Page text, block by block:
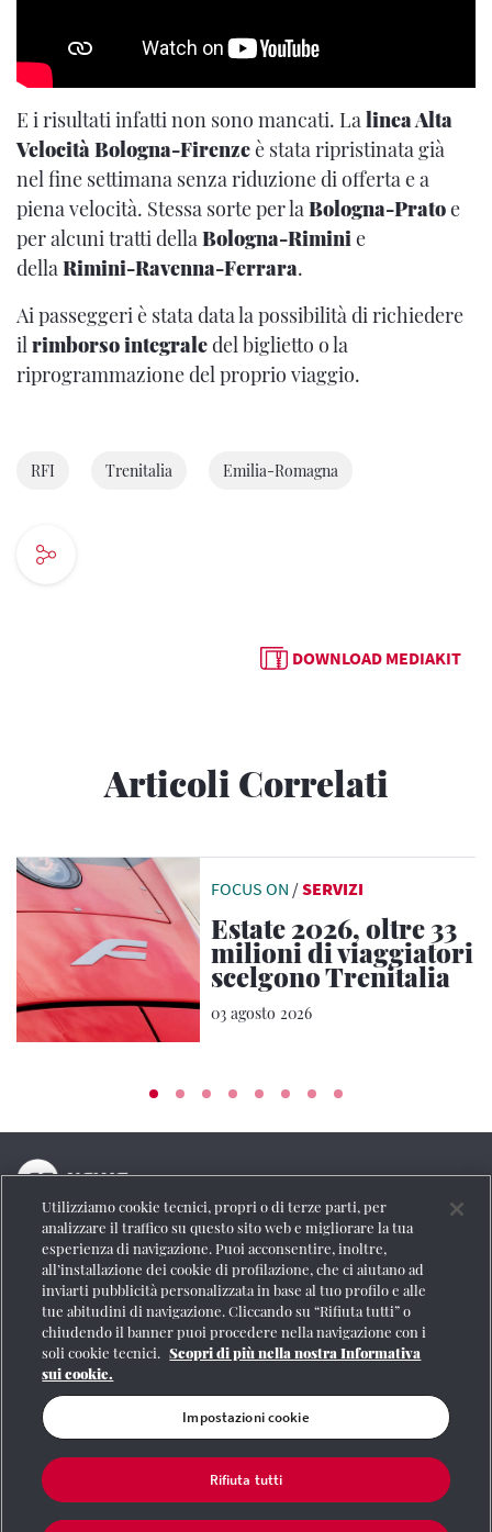
E i risultati infatti non sono mancati. Lalinea Alta
Velocità Bologna-Firenzeè stata ripristinata già
nel fine settimana senza riduzione di offerta e a
piena velocità. Stessa sorte per laBologna-Pratoe
per alcuni tratti dellaBologna-Riminie
dellaRimini-Ravenna-Ferrara.
Ai passeggeri è stata data la possibilità di richiedere
ilrimborso integraledel biglietto o la
riprogrammazione del proprio viaggio.
RFI Trenitalia Emilia-Romagna
DOWNLOAD MEDIAKIT
Articoli Correlati
FOCUS ON /SERVIZI
Estate 2026, oltre 33
milioni di viaggiatori
scelgono Trenitalia
03 agosto 2026
La testata online del Gruppo FS Italiane
Social
Se vuoi contattarci o avere altre informazioni
CONTATTI
Registrazione Tribunale di Roma n° 204/2009
Aut. SIAE 1312/I/1382-Lic.
Società Consortile Fonografici 577/08|© Gruppo FS Italiane 2020|Mappa del
Utilizziamo cookie tecnici, propri o di terze parti, per
analizzare il traffico su questo sito web e migliorare la tua
esperienza di navigazione. Puoi acconsentire, inoltre,
all’installazione dei cookie di profilazione, che ci aiutano ad
inviarti pubblicità personalizzata in base al tuo profilo e alle
tue abitudini di navigazione. Cliccando su “Rifiuta tutti” o
chiudendo il banner puoi procedere nella navigazione con i
soli cookie tecnici. Scopri di più nella nostra Informativa
sui cookie.
Impostazioni cookie
Rifiuta tutti